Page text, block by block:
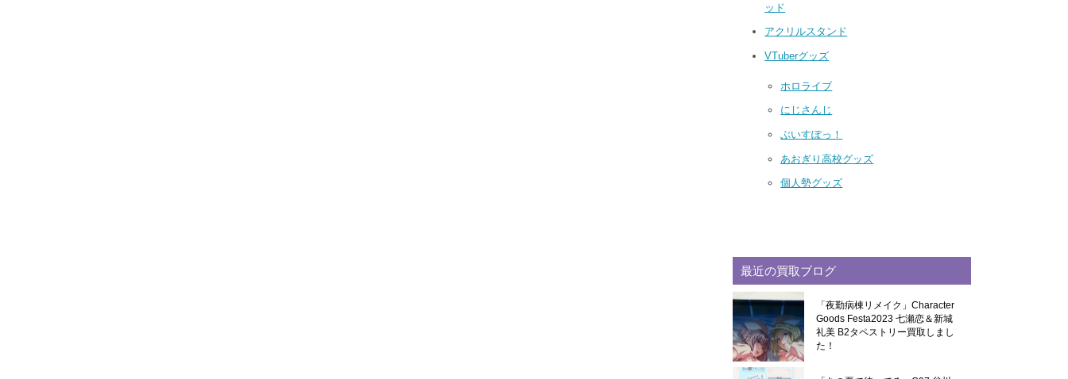
ッド
アクリルスタンド
VTuberグッズ
ホロライブ
にじさんじ
ぶいすぽっ！
あおぎり高校グッズ
個人勢グッズ
最近の買取ブログ
「夜勤病棟リメイク」Character
Goods Festa2023 七瀬恋＆新城
礼美 B2タペストリー買取しまし
た！